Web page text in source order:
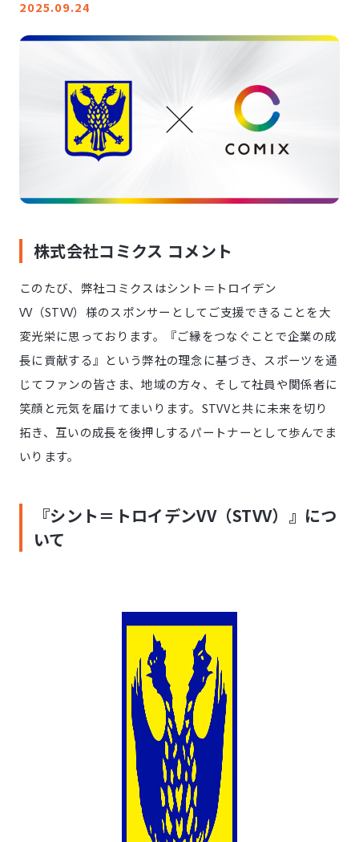
お問い合わせ
2025.09.24
株式会社コミクス コメント
このたび、弊社コミクスはシント＝トロイデン
VV（STVV）様のスポンサーとしてご支援できることを大
変光栄に思っております。『ご縁をつなぐことで企業の成
長に貢献する』という弊社の理念に基づき、スポーツを通
じてファンの皆さま、地域の方々、そして社員や関係者に
笑顔と元気を届けてまいります。STVVと共に未来を切り
拓き、互いの成長を後押しするパートナーとして歩んでま
いります。
『シント＝トロイデンVV（STVV）』につ
いて